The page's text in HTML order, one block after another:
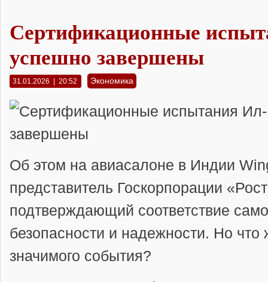
Сертификационные
успешно завершены
31.01.2026 | 20:52 Экономика
Об этом на авиасалоне в Индии
представитель Госкорпорации
подтверждающий соответствие
безопасности и надежности. Но
значимого события?